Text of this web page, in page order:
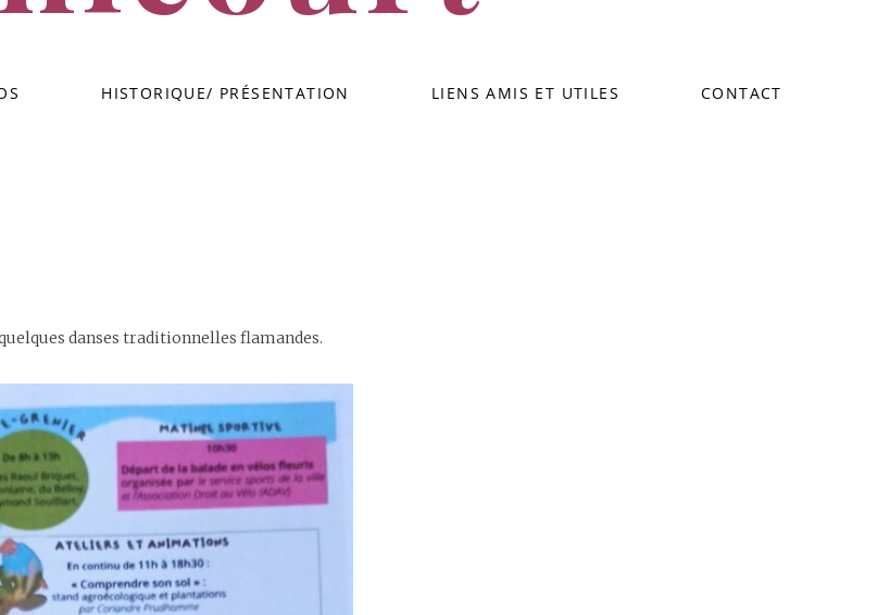
HISTORIQUE/ PRÉSENTATION LIENS AMIS ET UTILES CONTACT
danses traditionnelles flamandes.